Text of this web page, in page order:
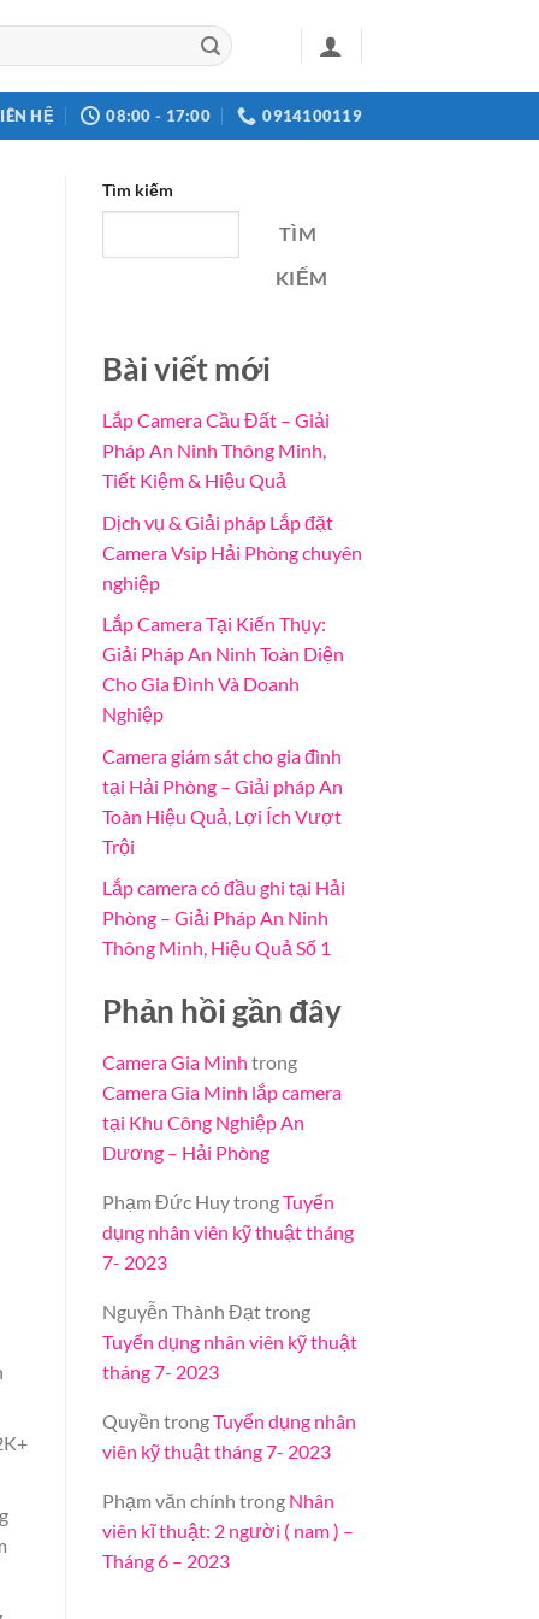
HỆ 08:00 - 17:00 0914100119
Tìm kiếm
TÌM
KIẾM
Bài viết mới
Lắp Camera Cầu Đất – Giải
Pháp An Ninh Thông Minh,
Tiết Kiệm & Hiệu Quả
Dịch vụ & Giải pháp Lắp đặt
Camera Vsip Hải Phòng chuyên
nghiệp
Lắp Camera Tại Kiến Thụy:
Giải Pháp An Ninh Toàn Diện
Cho Gia Đình Và Doanh
Nghiệp
Camera giám sát cho gia đình
tại Hải Phòng – Giải pháp An
Toàn Hiệu Quả, Lợi Ích Vượt
Trội
Lắp camera có đầu ghi tại Hải
Phòng – Giải Pháp An Ninh
Thông Minh, Hiệu Quả Số 1
Phản hồi gần đây
Camera Gia Minh trong
Camera Gia Minh lắp camera
tại Khu Công Nghiệp An
Dương – Hải Phòng
Phạm Đức HuytrongTuyển
dụng nhân viên kỹ thuật tháng
7- 2023
Nguyễn Thành Đạttrong
Tuyển dụng nhân viên kỹ thuật
tháng 7- 2023
Quyền trongTuyển dụng nhân
viên kỹ thuật tháng 7- 2023
Phạm văn chính trong Nhân
viên kĩ thuật: 2 người ( nam ) –
Tháng 6 – 2023